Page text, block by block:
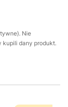
Nie
dany produkt.